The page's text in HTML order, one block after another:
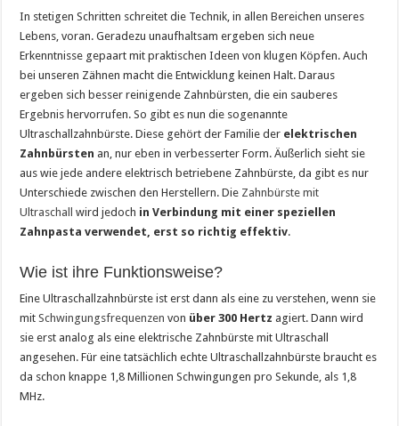
In stetigen Schritten schreitet die Technik, in allen Bereichen unseres
Lebens, voran. Geradezu unaufhaltsam ergeben sich neue
Erkenntnisse gepaart mit praktischen Ideen von klugen Köpfen. Auch
bei unseren Zähnen macht die Entwicklung keinen Halt. Daraus
ergeben sich besser reinigende Zahnbürsten, die ein sauberes
Ergebnis hervorrufen. So gibt es nun die sogenannte
Ultraschallzahnbürste. Diese gehört der Familie der elektrischen
Zahnbürsten an, nur eben in verbesserter Form. Äußerlich sieht sie
aus wie jede andere elektrisch betriebene Zahnbürste, da gibt es nur
Unterschiede zwischen den Herstellern. Die Zahnbürste mit
Ultraschall
wird jedoch in Verbindung mit einer speziellen
Zahnpasta verwendet, erst so richtig effektiv.
Wie ist ihre Funktionsweise?
Eine Ultraschallzahnbürste ist erst dann als eine zu verstehen, wenn sie
mitSchwingungsfrequenzen von über 300 Hertz agiert. Dann wird
sie erst analog als eine elektrische Zahnbürste mit Ultraschall
angesehen. Für eine tatsächlich echte Ultraschallzahnbürste braucht es
da schon knappe 1,8 Millionen Schwingungen pro Sekunde, als 1,8
MHz.